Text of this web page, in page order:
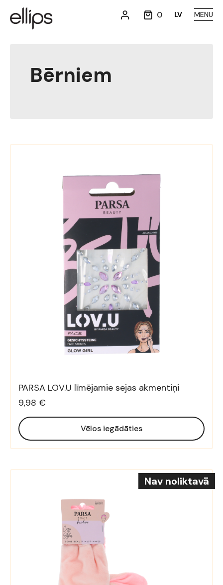
0 LV MENU
Bērniem
PARSA LOV.U līmējamie sejas akmentiņi
9,98 €
Vēlos iegādāties
Nav noliktavā